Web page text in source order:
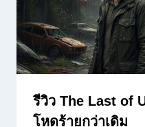
รีวิว The Last of
โหดร้ายกว่าเดิม